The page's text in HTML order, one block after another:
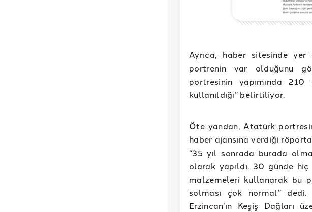
Ayrıca, haber sitesinde yer
portrenin var olduğunu
portresinin yapımında
kullanıldığı” belirtiliyor.
Öte yandan, Atatürk
haber ajansına verdiği
“35 yıl sonrada burada
olarak yapıldı. 30 günde
malzemeleri kullanarak bu
solması çok normal”
Erzincan’ın Keşiş Dağları